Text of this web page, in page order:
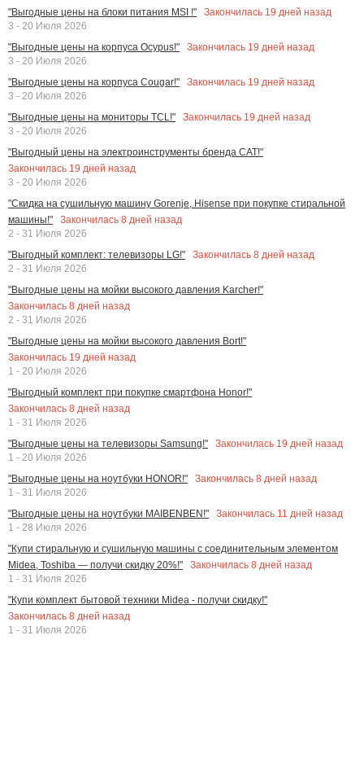
"Выгодные цены на блоки питания MSI !"
Закончилась 19 дней назад
3 - 20 Июля 2026
"Выгодные цены на корпуса Ocypus!"
Закончилась 19 дней назад
3 - 20 Июля 2026
"Выгодные цены на корпуса Cougar!"
Закончилась 19 дней назад
3 - 20 Июля 2026
"Выгодные цены на мониторы TCL!"
Закончилась 19 дней назад
3 - 20 Июля 2026
"Выгодный цены на электроинструменты бренда CAT!"
Закончилась 19 дней назад
3 - 20 Июля 2026
"Скидка на сушильную машину Gorenje, Hisense при покупке стиральной
машины!"
Закончилась 8 дней назад
2 - 31 Июля 2026
"Выгодный комплект: телевизоры LG!"
Закончилась 8 дней назад
2 - 31 Июля 2026
"Выгодные цены на мойки высокого давления Karcher!"
Закончилась 8 дней назад
2 - 31 Июля 2026
"Выгодные цены на мойки высокого давления Bort!"
Закончилась 19 дней назад
1 - 20 Июля 2026
"Выгодный комплект при покупке смартфона Honor!"
Закончилась 8 дней назад
1 - 31 Июля 2026
"Выгодные цены на телевизоры Samsung!"
Закончилась 19 дней назад
1 - 20 Июля 2026
"Выгодные цены на ноутбуки HONOR!"
Закончилась 8 дней назад
1 - 31 Июля 2026
"Выгодные цены на ноутбуки MAIBENBEN!"
Закончилась 11 дней назад
1 - 28 Июля 2026
"Купи стиральную и сушильную машины с соединительным элементом
Midea, Toshiba — получи скидку 20%!"
Закончилась 8 дней назад
1 - 31 Июля 2026
"Купи комплект бытовой техники Midea - получи скидку!"
Закончилась 8 дней назад
1 - 31 Июля 2026